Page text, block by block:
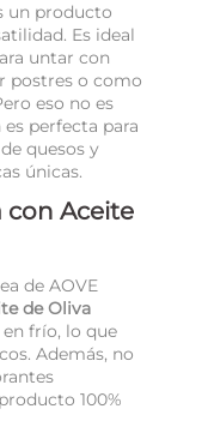
un producto
Es ideal
untar con
postres o como
eso no es
perfecta para
quesos y
únicas.
con Aceite
de AOVE
de Oliva
frío, lo que
Además, no
100%